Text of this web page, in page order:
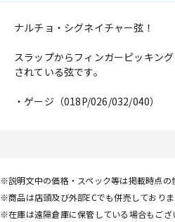
ナルチョ・シグネイチャー弦！
スラップからフィンガーピッキン
されている弦です。
・ゲージ（018P/026/032/040）
※説明文中の価格・スペック等は掲載時点の
※商品は店頭及び外部ECでも併売しており
※在庫は遠隔倉庫に保管している場合もござ